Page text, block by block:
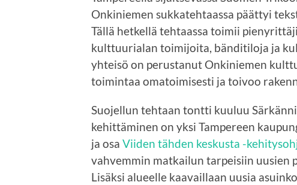
Onkiniemen sukkatehtaassa päättyi
Tällä hetkellä tehtaassa toimii
kulttuurialan toimijoita, bänditiloja ja
yhteisö on perustanut Onkiniemen
toimintaa omatoimisesti ja toivoo
Suojellun tehtaan tontti kuuluu
kehittäminen on yksi Tampereen
ja osa Viiden tähden keskusta -
vahvemmin matkailun tarpeisiin uusien
Lisäksi alueelle kaavaillaan uusia